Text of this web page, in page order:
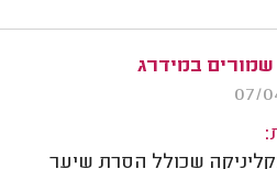
במידרג
שכולל הסרת שיער